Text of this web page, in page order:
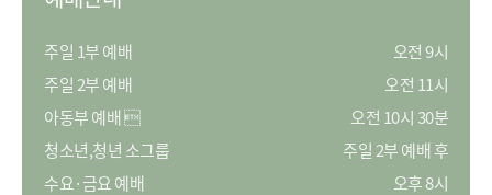
주일 1부 예배
오전 9시
주일 2부 예배
오전 11시
아동부 예배 
오전 10시 30분
청소년,청년 소그룹
주일 2부 예배 후
수요·금요 예배
오후 8시